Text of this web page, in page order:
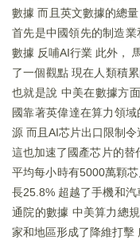
數據 而且英文數據的總
首先是中國領先的制造
數據 反哺AI行業 此外，
了一個觀點 現在人類積
也就是說 中美在數據方
國靠著英偉達在算力領
源 而且AI芯片出口限制
這也加速了國產芯片的
平均每小時有5000萬顆
長25.8% 超越了手機和
通院的數據 中美算力總
家和地區形成了降維打擊